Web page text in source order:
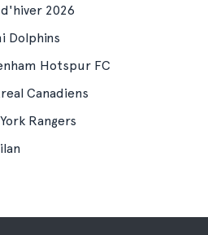
2026
Dolphins
Hotspur FC
Canadiens
Rangers